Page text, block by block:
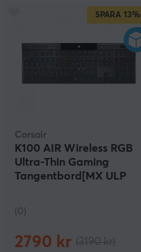
SPARA 13%
Corsair
K100 AIR Wireless RGB
Ultra-Thin Gaming
Tangentbord[MX ULP
(0)
2790 kr